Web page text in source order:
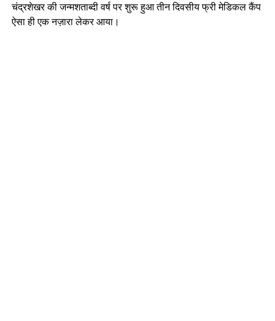
चंद्रशेखर की जन्मशताब्दी वर्ष पर शुरू हुआ तीन दिवसीय फ्री मेडिकल कैंप
ऐसा ही एक नज़ारा लेकर आया।